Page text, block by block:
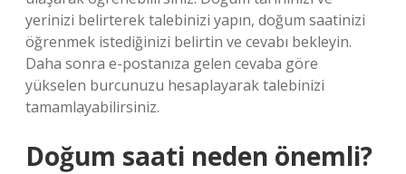
yerinizi belirterek talebinizi yapın, doğum saatinizi
öğrenmek istediğinizi belirtin ve cevabı bekleyin.
Daha sonra e-postanıza gelen cevaba göre
yükselen burcunuzu hesaplayarak talebinizi
tamamlayabilirsiniz.
Doğum saati neden önemli?